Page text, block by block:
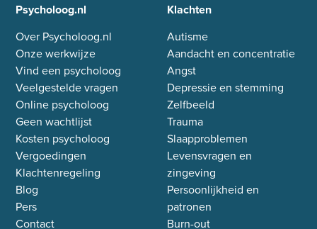
Psycholoog.nl
Over Psycholoog.nl
Onze werkwijze
Vind een psycholoog
Veelgestelde vragen
Online psycholoog
Geen wachtlijst
Kosten psycholoog
Vergoedingen
Klachtenregeling
Blog
Pers
Contact
Klachten
Autisme
Aandacht en concentratie
Angst
Depressie en stemming
Zelfbeeld
Trauma
Slaapproblemen
Levensvragen en
zingeving
Persoonlijkheid en
patronen
Burn-out